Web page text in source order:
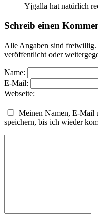
Yjgalla hat natürlich
Schreib einen
Alle Angaben sind
veröffentlicht oder
Name:
E-Mail:
Webseite:
Meinen Namen, E-Mail
speichern, bis ich wieder